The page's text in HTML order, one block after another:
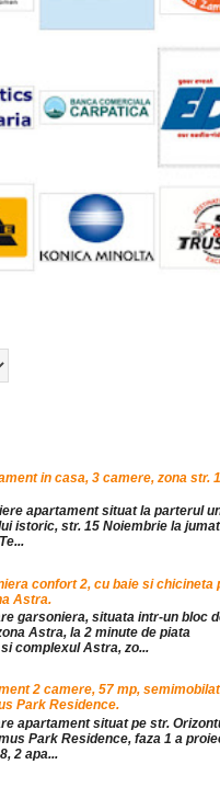
in casa, 3 camere, zona str.
apartament situat la parterul
istoric, str. 15 Noiembrie la
confort 2, cu baie si chicineta
Astra.
garsoniera, situata intr-un bloc
Astra, la 2 minute de piata
complexul Astra, zo...
2 camere, 57 mp,
Park Residence.
apartament situat pe str.
Park Residence, faza 1 a
2 apa...